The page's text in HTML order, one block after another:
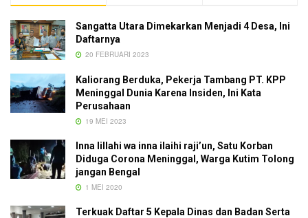
Sangatta Utara Dimekarkan Menjadi 4 Desa, Ini
Daftarnya
20 FEBRUARI 2023
Kaliorang Berduka, Pekerja Tambang PT. KPP
Meninggal Dunia Karena Insiden, Ini Kata
Perusahaan
19 MEI 2023
Inna lillahi wa inna ilaihi raji’un, Satu Korban
Diduga Corona Meninggal, Warga Kutim Tolong
jangan Bengal
1 MEI 2020
Terkuak Daftar 5 Kepala Dinas dan Badan Serta